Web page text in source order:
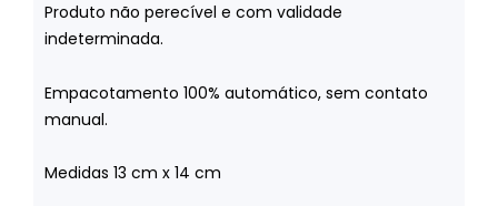
Produto não perecível e com validade
indeterminada.
Empacotamento 100% automático, sem contato
manual.
Medidas 13 cm x 14 cm